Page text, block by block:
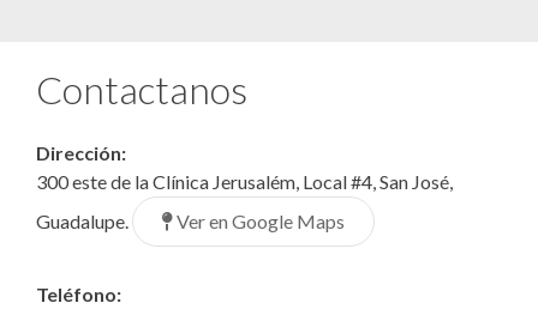
Contactanos
Dirección:
300 este de la Clínica Jerusalém, Local #4, San José,
Guadalupe.
Ver en Google Maps
Teléfono: